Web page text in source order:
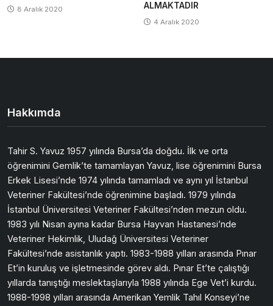
8 Aralık 2020
ALMAKTADIR
4 Aralık 2020
Hakkımda
Tahir S. Yavuz 1957 yılında Bursa’da doğdu. İlk ve orta
öğrenimini Gemlik’te tamamlayan Yavuz, lise öğrenimini Bursa
Erkek Lisesi’nde 1974 yılında tamamladı ve aynı yıl İstanbul
Veteriner Fakültesi’nde öğrenimine başladı. 1979 yılında
İstanbul Üniversitesi Veteriner Fakültesi’nden mezun oldu.
1983 yılı Nisan ayına kadar Bursa Hayvan Hastanesi’nde
Veteriner Hekimlik, Uludağ Üniversitesi Veteriner
Fakültesi’nde asistanlık yaptı. 1983-1988 yılları arasında Pınar
Et’in kuruluş ve işletmesinde görev aldı. Pınar Et’te çalıştığı
yıllarda tanıştığı meslektaşlarıyla 1988 yılında Ege Vet’i kurdu.
1988-1998 yılları arasında Amerikan Yemlik Tahıl Konseyi’ne